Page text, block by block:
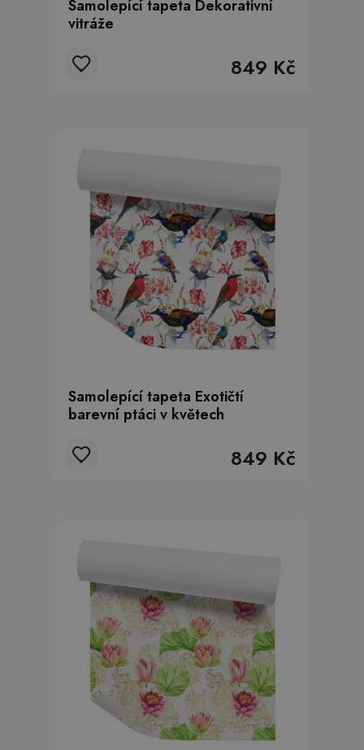
Samolepící tapeta Dekorativní
vitráže
849 Kč
Samolepící tapeta Exotičtí
barevní ptáci v květech
849 Kč